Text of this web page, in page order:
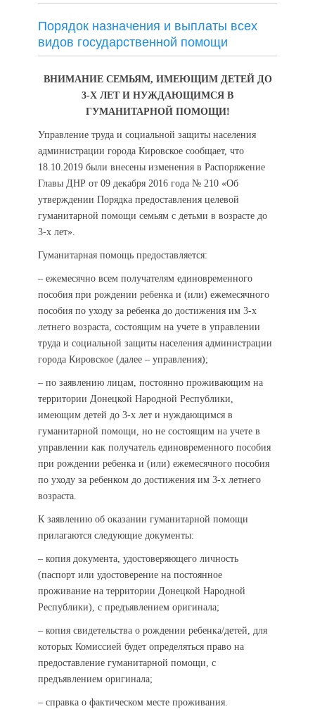
Порядок назначения и выплаты всех
видов государственной помощи
ВНИМАНИЕ СЕМЬЯМ, ИМЕЮЩИМ ДЕТЕЙ ДО
3-Х ЛЕТ И НУЖДАЮЩИМСЯ В
ГУМАНИТАРНОЙ ПОМОЩИ!
Управление труда и социальной защиты населения
администрации города Кировское сообщает, что
18.10.2019 были внесены изменения в Распоряжение
Главы ДНР от 09 декабря 2016 года № 210 «Об
утверждении Порядка предоставления целевой
гуманитарной помощи семьям с детьми в возрасте до
3-х лет».
Гуманитарная помощь предоставляется:
– ежемесячно всем получателям единовременного
пособия при рождении ребенка и (или) ежемесячного
пособия по уходу за ребенка до достижения им 3-х
летнего возраста, состоящим на учете в управлении
труда и социальной защиты населения администрации
города Кировское (далее – управления);
– по заявлению лицам, постоянно проживающим на
территории Донецкой Народной Республики,
имеющим детей до 3-х лет и нуждающимся в
гуманитарной помощи, но не состоящим на учете в
управлении как получатель единовременного пособия
при рождении ребенка и (или) ежемесячного пособия
по уходу за ребенком до достижения им 3-х летнего
возраста.
К заявлению об оказании гуманитарной помощи
прилагаются следующие документы:
– копия документа, удостоверяющего личность
(паспорт или удостоверение на постоянное
проживание на территории Донецкой Народной
Республики), с предъявлением оригинала;
– копия свидетельства о рождении ребенка/детей, для
которых Комиссией будет определяться право на
предоставление гуманитарной помощи, с
предъявлением оригинала;
– справка о фактическом месте проживания.